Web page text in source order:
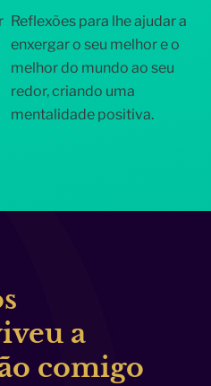
Reflexões para lhe ajudar a
enxergar o seu melhor e o
melhor do mundo ao seu
redor, criando uma
mentalidade positiva.
a
comigo